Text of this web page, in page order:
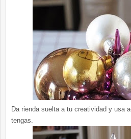
Da rienda suelta a tu creatividad y usa
tengas.